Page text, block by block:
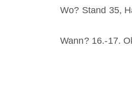
Wo? Stand 35,
Wann? 16.-17.